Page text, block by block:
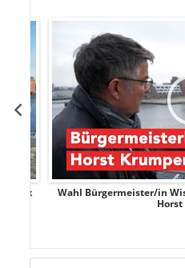
Wahl Bürgermeister/in
Horst